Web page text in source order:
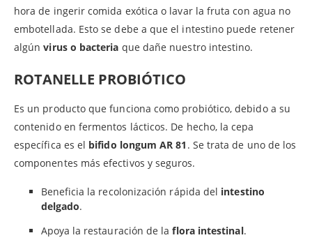
hora de ingerir comida exótica o lavar la fruta con agua no
embotellada. Esto se debe a que el intestino puede retener
algúnvirus o bacteria que dañe nuestro intestino.
ROTANELLE PROBIÓTICO
Es un producto que funciona como probiótico, debido a su
contenido en fermentos lácticos. De hecho, la cepa
específica es el bifido longum AR 81 . Se trata de uno de los
componentes más efectivos y seguros.
Beneficia la recolonización rápida del intestino
delgado.
Apoya la restauración de laflora intestinal.